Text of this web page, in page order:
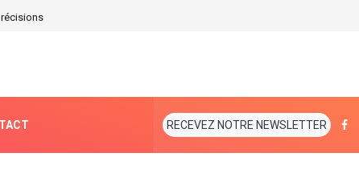
RECEVEZ NOTRE NEWSLETTER